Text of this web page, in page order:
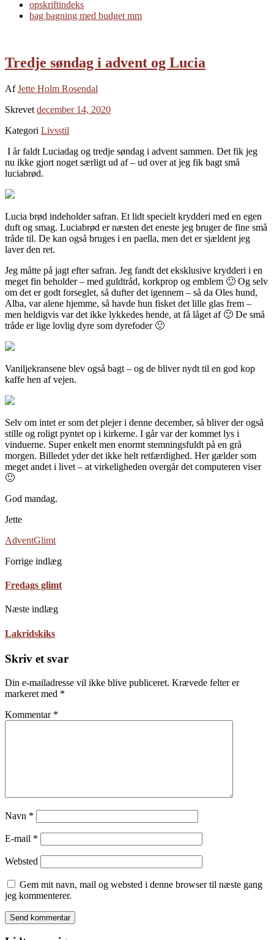
opskriftindeks
bag bagning med budget mm
Tredje søndag i advent og Lucia
AfJette Holm Rosendal
Skrevet december 14, 2020
Kategori Livsstil
I år faldt Luciadag og tredje søndag i advent sammen. Det fik jeg
nu ikke gjort noget særligt ud af – ud over at jeg fik bagt små
luciabrød.
Lucia brød indeholder safran. Et lidt specielt krydderi med en egen
duft og smag. Luciabrød er næsten det eneste jeg bruger de fine små
tråde til. De kan også bruges i en paella, men det er sjældent jeg
laver den ret.
Jeg måtte på jagt efter safran. Jeg fandt det eksklusive krydderi i en
meget fin beholder – med guldtråd, korkprop og emblem 🙂 Og selv
om det er godt forseglet, så dufter det igennem – så da Oles hund,
Alba, var alene hjemme, så havde hun fisket det lille glas frem –
men heldigvis var det ikke lykkedes hende, at få låget af 🙂 De små
tråde er lige lovlig dyre som dyrefoder 🙂
Vaniljekransene blev også bagt – og de bliver nydt til en god kop
kaffe hen af vejen.
Selv om intet er som det plejer i denne december, så bliver der også
stille og roligt pyntet op i kirkerne. I går var der kommet lys i
vinduerne. Super enkelt men enormt stemningsfuldt på en grå
morgen. Billedet yder det ikke helt retfærdighed. Her gælder som
meget andet i livet – at virkeligheden overgår det computeren viser
🙂
God mandag.
Jette
AdventGlimt
Forrige indlæg
Fredags glimt
Næste indlæg
Lakridskiks
Skriv et svar
Din e-mailadresse vil ikke blive publiceret. Krævede felter er
markeret med *
Kommentar *
Navn *
E-mail *
Websted
Gem mit navn, mail og websted i denne browser til næste gang
jeg kommenterer.